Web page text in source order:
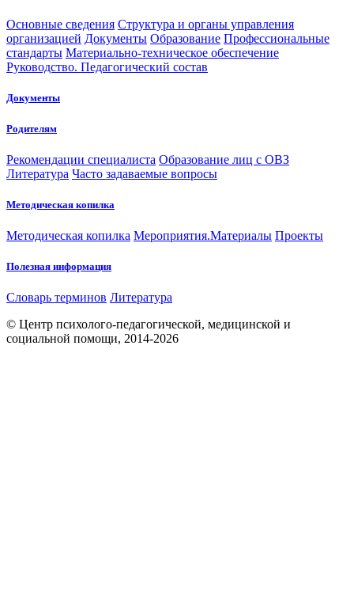
Основные сведения Структура и органы управления
организацией Документы Образование Профессиональные
стандарты Материально-техническое обеспечение
Руководство. Педагогический состав
Документы
Родителям
Рекомендации специалиста Образование лиц с ОВЗ
Литература Часто задаваемые вопросы
Методическая копилка
Методическая копилка Мероприятия.Материалы Проекты
Полезная информация
Словарь терминов Литература
© Центр психолого-педагогической, медицинской и
социальной помощи, 2014-2026